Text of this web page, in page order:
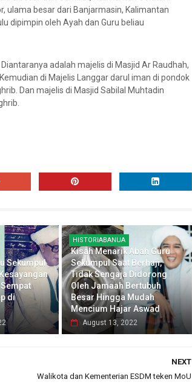
ulama besar dari Banjarmasin, Kalimantan
dipimpin oleh Ayah dan Guru beliau
adalah majelis di Masjid Ar Raudhah,
di Majelis Langgar darul iman di pondok
Dan majelis di Masjid Sabilal Muhtadin
Sekumpul
di
HISTORIABANUA
Kisah Menarik Abah Guru
Sekumpul Saat Berhaji,
Tidak Sengaja Didorong
Oleh Jamaah Bertubuh
Besar Hingga Mudah
Mencium Hajar Aswad
August 13, 2022
NEXT
Walikota dan Kementerian ESDM teken MoU